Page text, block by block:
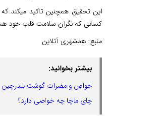
این تحقیق همچنین تاکید میکند
کسانی که نگران سلامت قلب خود
منبع: همشهری آنلاین
بیشتر بخوانید:
خواص و مضرات گوشت بلدرچین
چای ماچا چه خواصی دارد؟